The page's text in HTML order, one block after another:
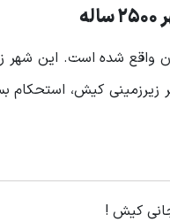
زیرزمینی کیش، استحکام
کیش !